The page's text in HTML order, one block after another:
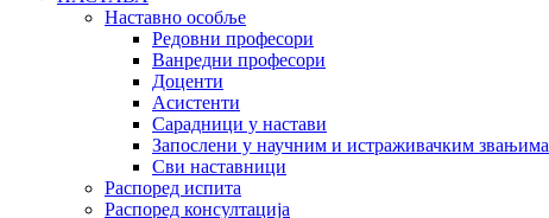
Наставно особље
Редовни професори
Ванредни професори
Доценти
Асистенти
Сарадници у настави
Запослени у научним и истраживачким звањима
Сви наставници
Распоред испита
Распоред консултација